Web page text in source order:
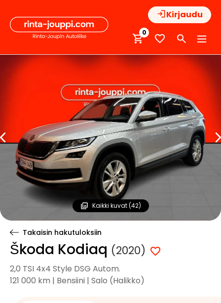
sisältöön
Kirjaudu
0
Kaikki kuvat (42)
Takaisin hakutuloksiin
Škoda Kodiaq (2020)
2,0 TSI 4x4 Style DSG Autom.
121 000 km | Bensiini | Salo (Halikko)